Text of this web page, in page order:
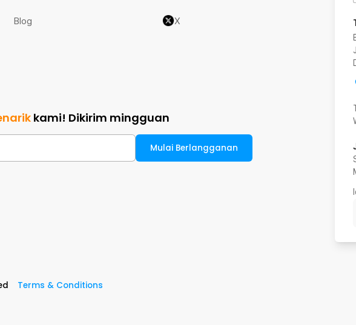
Blog X
kami! Dikirim mingguan
Mulai Berlangganan
Terms & Conditions